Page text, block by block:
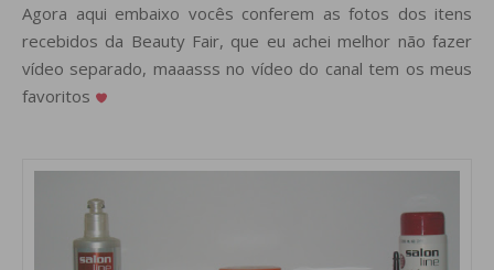
Agora aqui embaixo vocês conferem as fotos dos itens
recebidos da Beauty Fair, que eu achei melhor não fazer
vídeo separado, maaasss no vídeo do canal tem os meus
favoritos